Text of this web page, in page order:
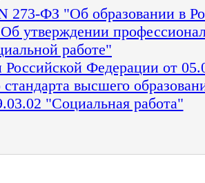
273-ФЗ "Об образовании в
работе"
Российской Федерации от
стандарта высшего
"Социальная работа"